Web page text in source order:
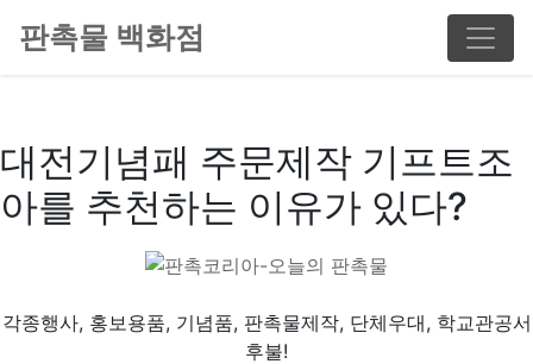
판촉물 백화점
대전기념패 주문제작 기프트조
아를 추천하는 이유가 있다?
각종행사, 홍보용품, 기념품, 판촉물제작, 단체우대, 학교관공서
후불!